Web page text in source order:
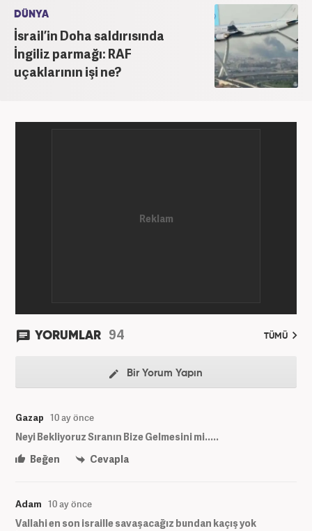
Magazin alanlarında editör-muhabirlik yaptı. 2016
yılında Yeni Akit Gazetesi'nde bir yıl muhabirlik
yaptıktan sonra, 2020 Eylül itibariyle Haber7'de
'Gündem Editörü' olarak görevine devam
etmektedir.
DÜNYA
İsrail’in Doha saldırısında
İngiliz parmağı: RAF
uçaklarının işi ne?
YORUMLAR 94 TÜMÜ
Bir Yorum Yapın
Gazap 10 ay önce
Neyi Bekliyoruz Sıranın Bize Gelmesini mi.....
Beğen
Cevapla
Adam 10 ay önce
Vallahi en son israille savaşacağız bundan kaçış yok